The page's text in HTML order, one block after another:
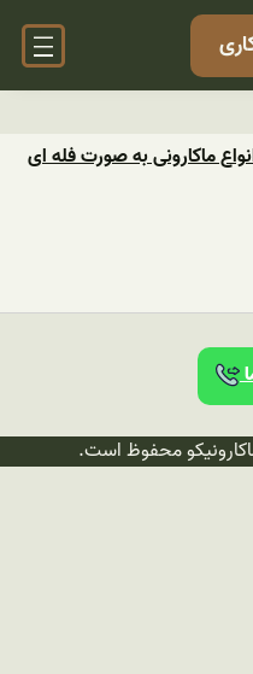
ماکارونی به صورت فله ای
محفوظ است.